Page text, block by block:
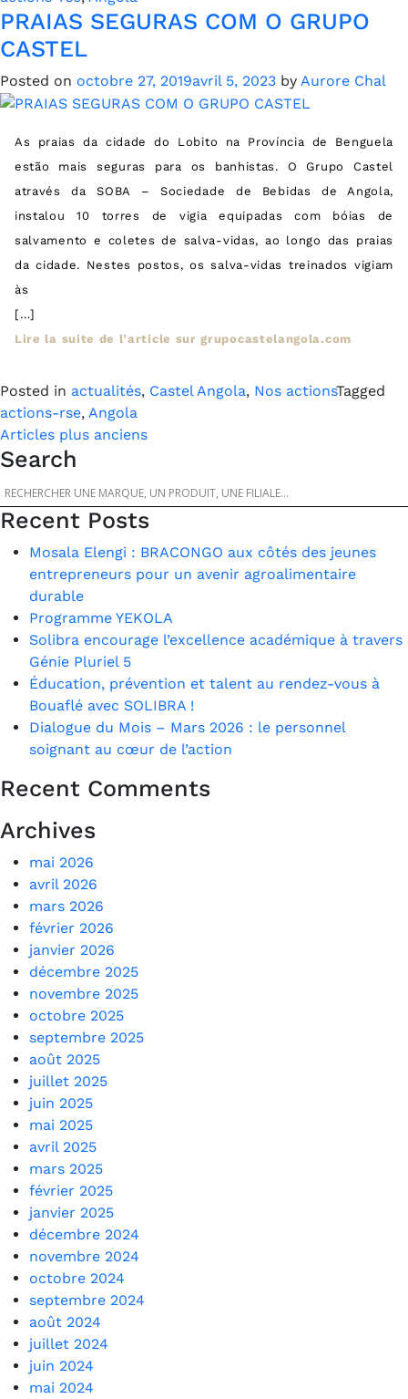
PRAIAS SEGURAS COM O GRUPO
CASTEL
Posted on octobre 27, 2019avril 5, 2023 by Aurore Chal
As praias da cidade do Lobito na Província de Benguela
estão mais seguras para os banhistas. O Grupo Castel
através da SOBA – Sociedade de Bebidas de Angola,
instalou 10 torres de vigia equipadas com bóias de
salvamento e coletes de salva-vidas, ao longo das praias
da cidade. Nestes postos, os salva-vidas treinados vigiam
às
[…]
Lire la suite de l’article sur grupocastelangola.com
Posted in actualités, Castel Angola, Nos actionsTagged
actions-rse, Angola
Navigation
des
articles
Articles plus anciens
Search
Recent Posts
Mosala Elengi : BRACONGO aux côtés des jeunes
entrepreneurs pour un avenir agroalimentaire
durable
Programme YEKOLA
Solibra encourage l’excellence académique à travers
Génie Pluriel 5
Éducation, prévention et talent au rendez-vous à
Bouaflé avec SOLIBRA !
Dialogue du Mois – Mars 2026 : le personnel
soignant au cœur de l’action
Recent Comments
Archives
mai 2026
avril 2026
mars 2026
février 2026
janvier 2026
décembre 2025
novembre 2025
octobre 2025
septembre 2025
août 2025
juillet 2025
juin 2025
mai 2025
avril 2025
mars 2025
février 2025
janvier 2025
décembre 2024
novembre 2024
octobre 2024
septembre 2024
août 2024
juillet 2024
juin 2024
mai 2024